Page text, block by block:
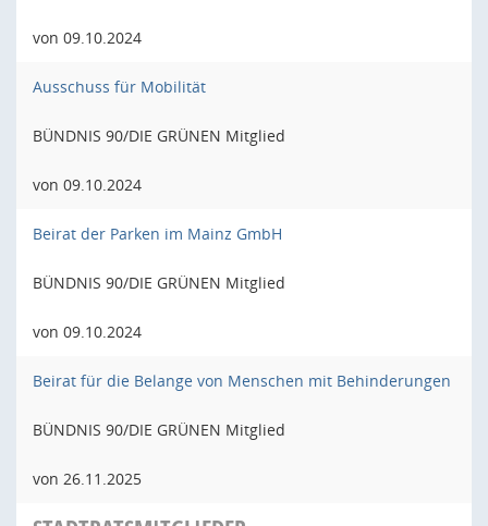
von 09.10.2024
Ausschuss für Mobilität
BÜNDNIS 90/DIE GRÜNEN Mitglied
von 09.10.2024
Beirat der Parken im Mainz GmbH
BÜNDNIS 90/DIE GRÜNEN Mitglied
von 09.10.2024
Beirat für die Belange von Menschen mit Behinderungen
BÜNDNIS 90/DIE GRÜNEN Mitglied
von 26.11.2025